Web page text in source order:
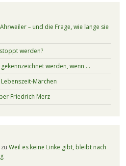
– und die Frage, wie lange sie
werden?
werden, wenn …
Märchen
Friedrich Merz
zu Weil es keine Linke gibt, bleibt nach